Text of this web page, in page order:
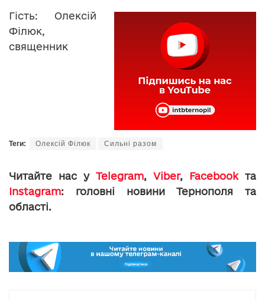
Гість: Олексій
Філюк,
священник
Теги: Олексій Філюк Сильні разом
Читайте нас у Telegram, Viber, Facebookта
Instagram: головні новини Тернополя та
області.